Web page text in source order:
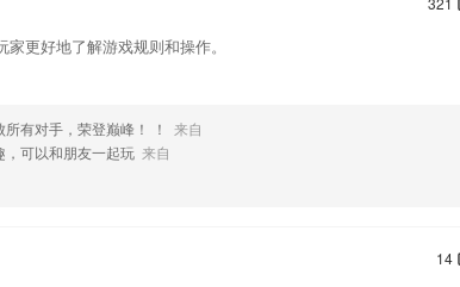
更好地了解游戏规则和操作。
有对手，荣登巅峰！ ！
来自
，可以和朋友一起玩 来自
14